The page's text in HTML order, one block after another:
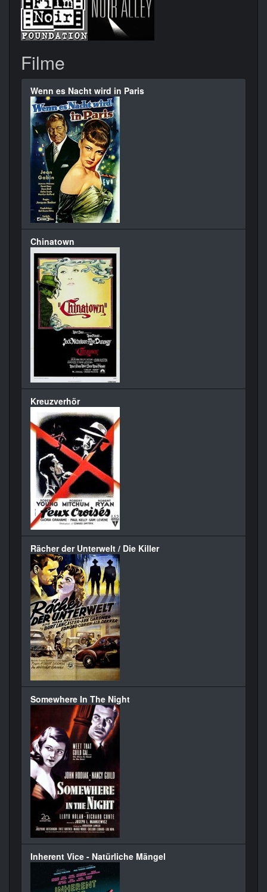
Filme
Wenn es Nacht wird in Paris
Chinatown
Kreuzverhör
Rächer der Unterwelt / Die Killer
Somewhere In The Night
Inherent Vice - Natürliche Mängel